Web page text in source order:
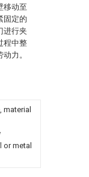
移动至
固定的
进行夹
程中整
力。
material
metal